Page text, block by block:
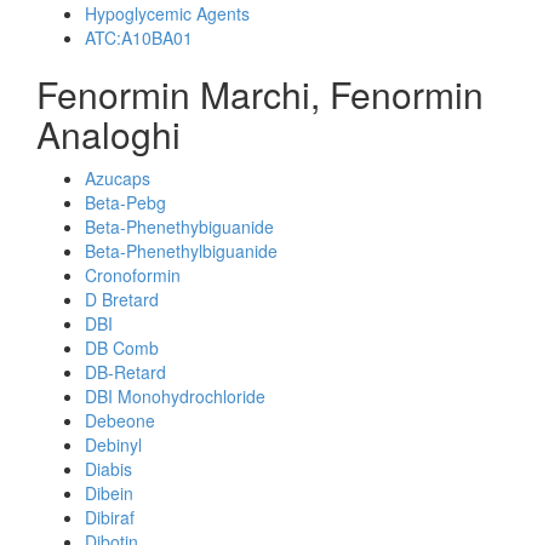
Hypoglycemic Agents
ATC:A10BA01
Fenormin Marchi, Fenormin
Analoghi
Azucaps
Beta-Pebg
Beta-Phenethybiguanide
Beta-Phenethylbiguanide
Cronoformin
D Bretard
DBI
DB Comb
DB-Retard
DBI Monohydrochloride
Debeone
Debinyl
Diabis
Dibein
Dibiraf